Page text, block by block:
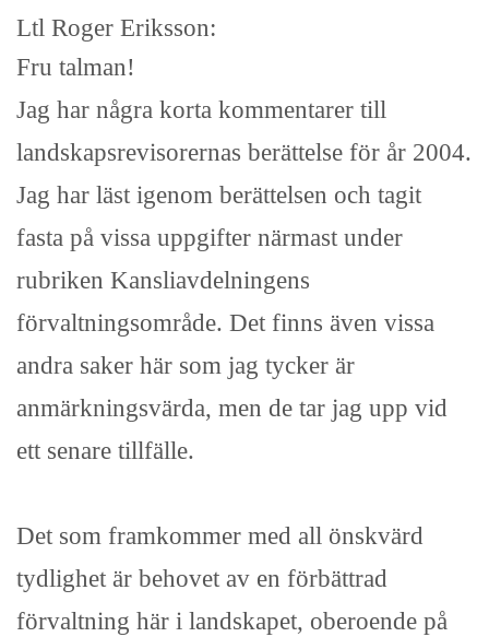
Ltl Roger Eriksson:
Fru talman!
Jag har några korta kommentarer till
landskapsrevisorernas berättelse för år 2004.
Jag har läst igenom berättelsen och tagit
fasta på vissa uppgifter närmast under
rubriken Kansliavdelningens
förvaltningsområde. Det finns även vissa
andra saker här som jag tycker är
anmärkningsvärda, men de tar jag upp vid
ett senare tillfälle.
Det som framkommer med all önskvärd
tydlighet är behovet av en förbättrad
förvaltning här i landskapet, oberoende på